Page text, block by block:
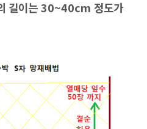
길이는 30~40cm 정도가